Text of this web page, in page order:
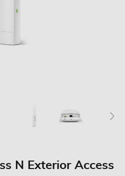
N Exterior Access